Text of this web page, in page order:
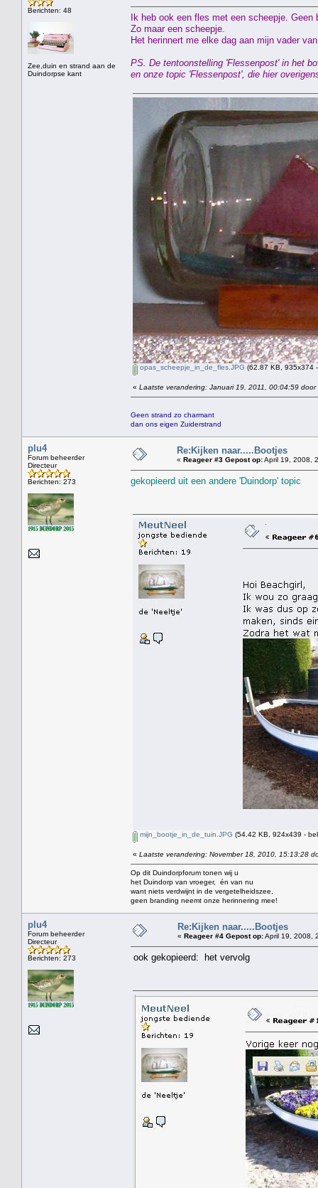
Berichten: 48
Zee,duin en strand aan de
Duindorpse kant
Ik heb ook een fles met een scheepje. Geen
Zo maar een scheepje.
Het herinnert me elke dag aan mijn vader
PS. De tentoonstelling 'Flessenpost' in het
en onze topic 'Flessenpost', die hier
opas_scheepje_in_de_fles.JPG (62.87 KB, 935x374
« Laatste verandering: Januari 19, 2011, 00:04:59 door
Geen strand zo charmant
dan ons eigen Zuiderstrand
plu4
Forum beheerder
Directeur
Berichten: 273
Re:Kijken naar.....Bootjes
« Reageer #3 Gepost op:April 19, 2008,
gekopieerd uit een andere 'Duindorp' topic
mijn_bootje_in_de_tuin.JPG (54.42 KB, 924x439 -
« Laatste verandering: November 18, 2010, 15:13:28
Op dit Duindorpforum tonen wij u
het Duindorp van vroeger, én van nu
want niets verdwijnt in de vergetelheidszee,
geen branding neemt onze herinnering mee!
plu4
Forum beheerder
Directeur
Berichten: 273
Re:Kijken naar.....Bootjes
« Reageer #4 Gepost op:April 19, 2008,
ook gekopieerd: het vervolg